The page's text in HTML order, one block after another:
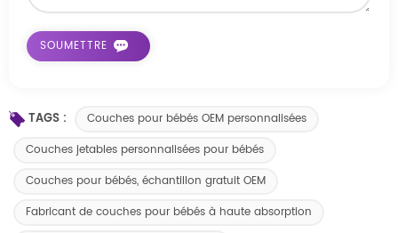
TAGS :
Couches pour bébés OEM personnalisées
Couches jetables personnalisées pour bébés
Couches pour bébés, échantillon gratuit OEM
Fabricant de couches pour bébés à haute absorption